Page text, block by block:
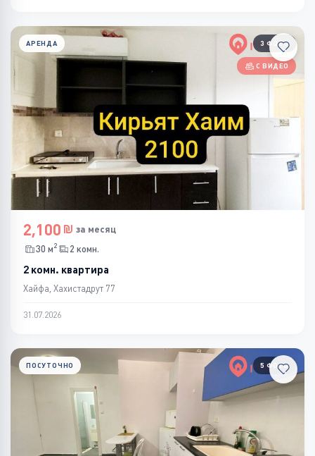
3 ФОТО
С ВИДЕО
АРЕНДА
2,100
за месяц
30 м2 2 комн.
2 комн. квартира
Хайфа, Хахистадрут 77
31.07.2026
5 ФОТО
ПОСУТОЧНО